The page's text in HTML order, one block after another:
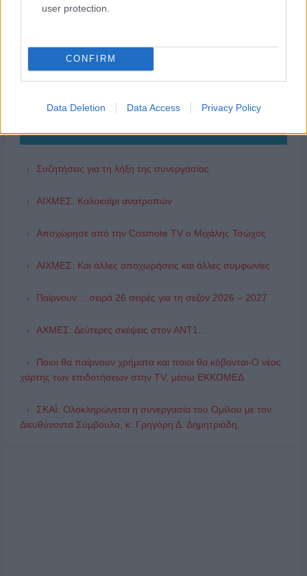
user protection.
CONFIRM
Data Deletion Data Access Privacy Policy
Συζητήσεις για τη λήξη της συνεργασίας
ΑΙΧΜΕΣ: Καλοκαίρι ανατροπών
Αποχώρησε από την Cosmote TV o Μιχάλης Τσώχος
ΑΙΧΜΕΣ: Και άλλες αποχωρήσεις και άλλες συμφωνίες
Παίρνουν… σειρά 26 σειρές για τη σεζόν 2026 – 2027
ΑΧΜΕΣ: Δεύτερες σκέψεις στον ΑΝΤ1...
Ποιοι θα παίρνουν χρήματα και ποιοι θα κόβονται-Ο νέος
χάρτης των επιδοτήσεων στην TV, μέσω ΕΚΚΟΜΕΔ
ΣΚΑΪ: Ολοκληρώνεται η συνεργασία του Ομίλου με τον
Διευθύνοντα Σύμβουλο, κ. Γρηγόρη Δ. Δημητριάδη,